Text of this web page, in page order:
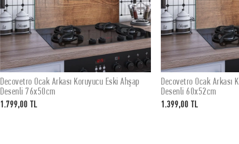
SEPETE EKLE
Decovetro Ocak Arkası Koruyucu Eski Ahşap
Desenli 60x52cm
1.399,00 TL
Decovetro Ocak Arkası
Desenli 76x50cm
1.799,00 TL